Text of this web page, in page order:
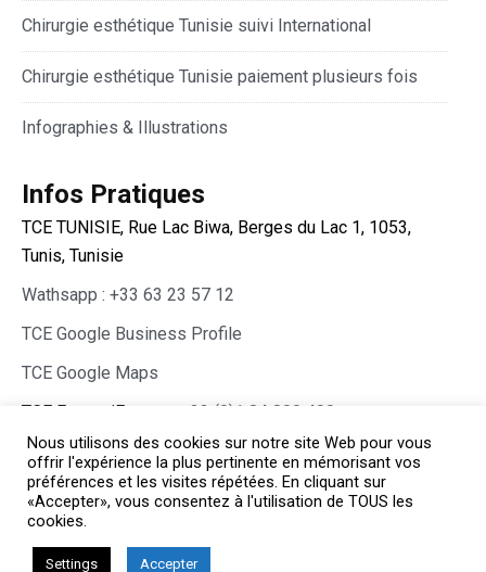
Chirurgie esthétique Tunisie suivi International
Chirurgie esthétique Tunisie paiement plusieurs fois
Infographies & Illustrations
Infos Pratiques
TCE TUNISIE, Rue Lac Biwa, Berges du Lac 1, 1053,
Tunis, Tunisie
Wathsapp : +33 63 23 57 12
TCE Google Business Profile
TCE Google Maps
TCE France/Europe :
+33 (0)1 84 800 400
Copyright © TCE 2026 All rights reserved.
Chirurgie Esthétique Tunisie
Nous utilisons des cookies sur notre site Web pour vous
offrir l'expérience la plus pertinente en mémorisant vos
préférences et les visites répétées. En cliquant sur
«Accepter», vous consentez à l'utilisation de TOUS les
cookies.
Settings Accepter